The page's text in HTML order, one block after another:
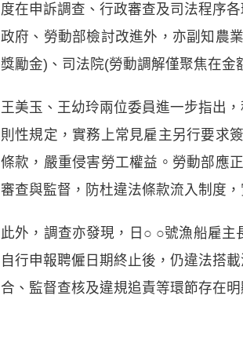
度在申訴調查、行政審查及司法程序
政府、勞動部檢討改進外，亦副知農
獎勵金)、司法院(勞動調解僅聚焦在金
王美玉、王幼玲兩位委員進一步指出
則性規定，實務上常見雇主另行要求
條款，嚴重侵害勞工權益。勞動部應
審查與監督，防杜違法條款流入制度
此外，調查亦發現，日 ○ ○號漁船雇主
自行申報聘僱日期終止後，仍違法搭
合、監督查核及違規追責等環節存在明